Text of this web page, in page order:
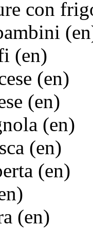
con
(en)
(en)
(en)
(en)
(en)
(en)
(en)